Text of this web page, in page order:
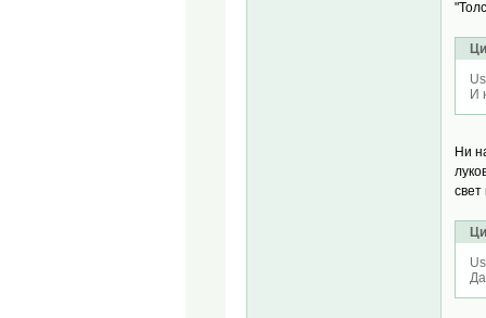
И
Ни
свет